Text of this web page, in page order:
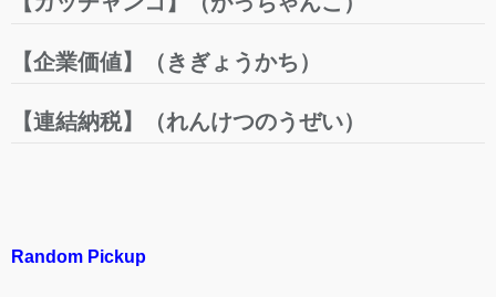
【企業価値】（きぎょうかち）
【連結納税】（れんけつのうぜい）
Random Pickup